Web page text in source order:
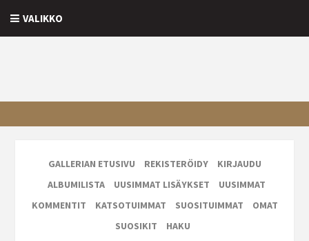
VALIKKO
GALLERIAN ETUSIVU REKISTERÖIDY
KIRJAUDU
ALBUMILISTA
UUSIMMAT LISÄYKSET
UUSIMMAT
KOMMENTIT
KATSOTUIMMAT SUOSITUIMMAT
OMAT
SUOSIKIT
HAKU